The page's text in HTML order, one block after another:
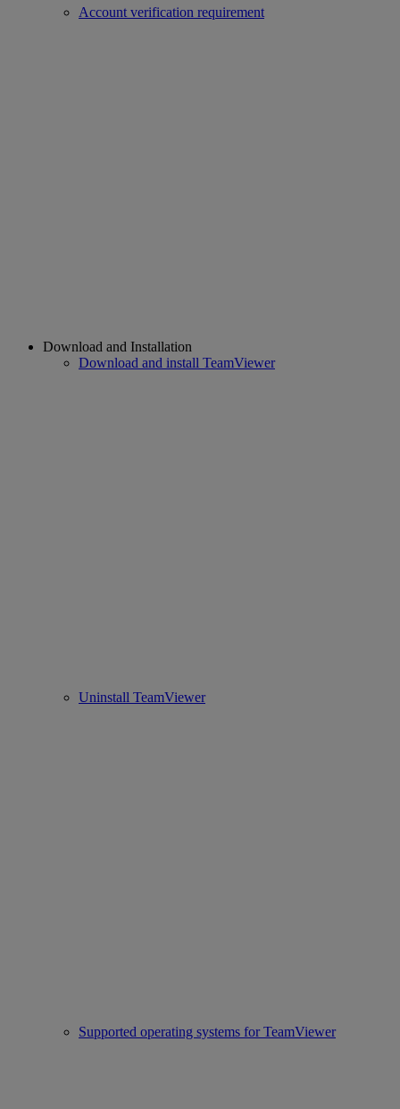
Account verification requirement
Download and Installation
Download and install TeamViewer
Uninstall TeamViewer
Supported operating systems for TeamViewer